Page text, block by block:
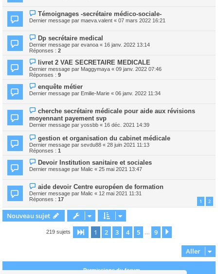
Témoignages -secrétaire médico-sociale-
Dernier message par maeva.valent « 07 mars 2022 16:21
Dp secrétaire medical
Dernier message par evanoa « 16 janv. 2022 13:14
Réponses : 2
livret 2 VAE SECRETAIRE MEDICALE
Dernier message par Maggymaya « 09 janv. 2022 07:46
Réponses : 9
enquête métier
Dernier message par Emilie-Marie « 06 janv. 2022 11:34
cherche secrétaire médicale pour aide aux révisions
moyennant payement svp
Dernier message par yossbb « 16 déc. 2021 14:39
gestion et organisation du cabinet médicale
Dernier message par sevdu88 « 28 juin 2021 11:13
Réponses : 1
Devoir Institution sanitaire et sociales
Dernier message par Malic « 25 mai 2021 13:47
aide devoir Centre européen de formation
Dernier message par Malic « 12 mai 2021 11:31
Réponses : 17 1 2
Nouveau sujet
219 sujets Page 1sur9
1 2 3 4 5 9
Aller
Permissions du forum